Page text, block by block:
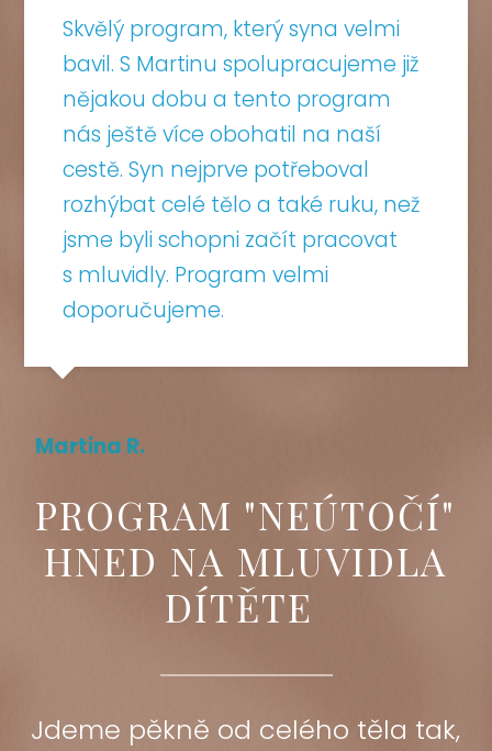
Skvělý program, který syna velmi
bavil. S Martinu spolupracujeme již
nějakou dobu a tento program
nás ještě více obohatil na naší
cestě. Syn nejprve potřeboval
rozhýbat celé tělo a také ruku, než
jsme byli schopni začít pracovat
s mluvidly. Program velmi
doporučujeme.
Martina R.
PROGRAM "NEÚTOČÍ"
HNED NA MLUVIDLA
DÍTĚTE
Jdeme pěkně od celého těla tak,